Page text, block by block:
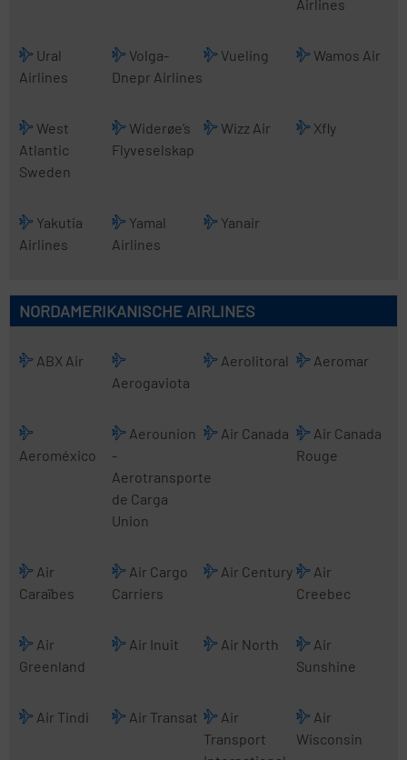
Airlines
Ural
Airlines
Volga-
Dnepr Airlines
Vueling Wamos Air
West
Atlantic
Sweden
Widerøe’s
Flyveselskap
Wizz Air Xfly
Yakutia
Airlines
Yamal
Airlines
Yanair
NORDAMERIKANISCHE AIRLINES
ABX Air
Aerogaviota
Aerolitoral Aeromar
Aeroméxico
Aerounion
-
Aerotransporte
de Carga
Union
Air Canada
Air Canada
Rouge
Air
Caraïbes
Air Cargo
Carriers
Air Century
Air
Creebec
Air
Greenland
Air Inuit Air North
Air
Sunshine
Air Tindi Air Transat
Air
Transport
Air
Wisconsin